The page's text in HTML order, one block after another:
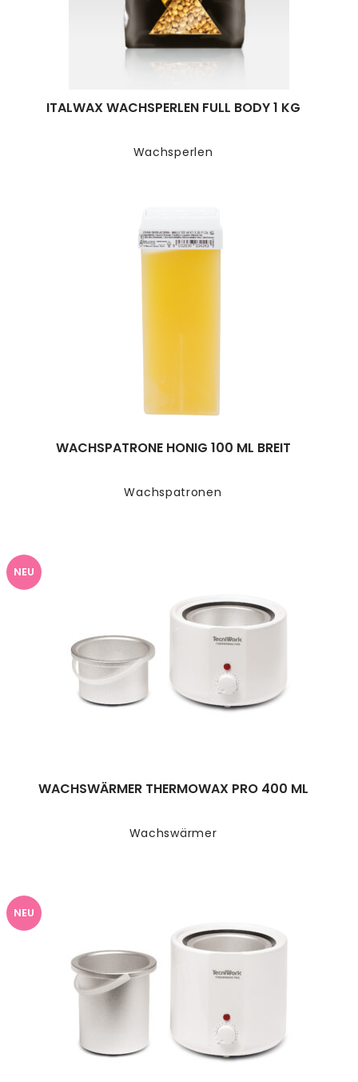
Wachsperlen
ITALWAX WACHSPERLEN FULL BODY 1 KG
Wachspatronen
WACHSPATRONE HONIG 100 ML BREIT
NEU
Wachswärmer
WACHSWÄRMER THERMOWAX PRO 400 ML
NEU